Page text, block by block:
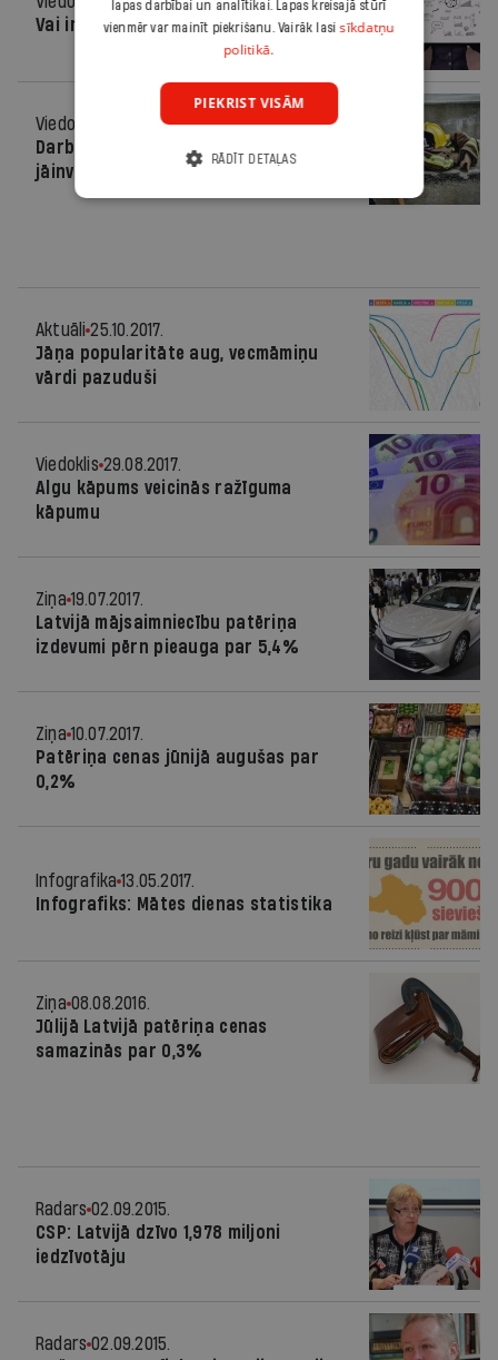
Vai inovāciju jomā sākas “jauni laiki”?
Viedoklis
21.09.2018.
Darbaspēka deficīta apstākļos ir
jāinvestē darbiniekos
Aktuāli 25.10.2017.
Jāņa popularitāte aug, vecmāmiņu
vārdi pazuduši
Viedoklis 29.08.2017.
Algu kāpums veicinās ražīguma
kāpumu
Ziņa 19.07.2017.
Latvijā mājsaimniecību patēriņa
izdevumi pērn pieauga par 5,4%
Ziņa 10.07.2017.
Patēriņa cenas jūnijā augušas par
0,2%
Infografika 13.05.2017.
Infografiks: Mātes dienas statistika
Ziņa 08.08.2016.
Jūlijā Latvijā patēriņa cenas
samazinās par 0,3%
Radars 02.09.2015.
CSP: Latvijā dzīvo 1,978 miljoni
iedzīvotāju
Radars 02.09.2015.
lapas darbībai un analītikai. Lapas kreisajā stūrī
vienmēr var mainīt piekrišanu. Vairāk lasisīkdatņu
politikā.
PIEKRIST VISĀM
RĀDĪT DETAĻAS